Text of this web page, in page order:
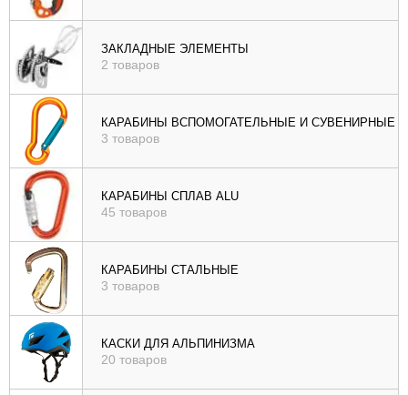
ЗАКЛАДНЫЕ ЭЛЕМЕНТЫ
2 товаров
КАРАБИНЫ ВСПОМОГАТЕЛЬНЫЕ И СУВЕНИРНЫЕ
3 товаров
КАРАБИНЫ СПЛАВ ALU
45 товаров
КАРАБИНЫ СТАЛЬНЫЕ
3 товаров
КАСКИ ДЛЯ АЛЬПИНИЗМА
20 товаров